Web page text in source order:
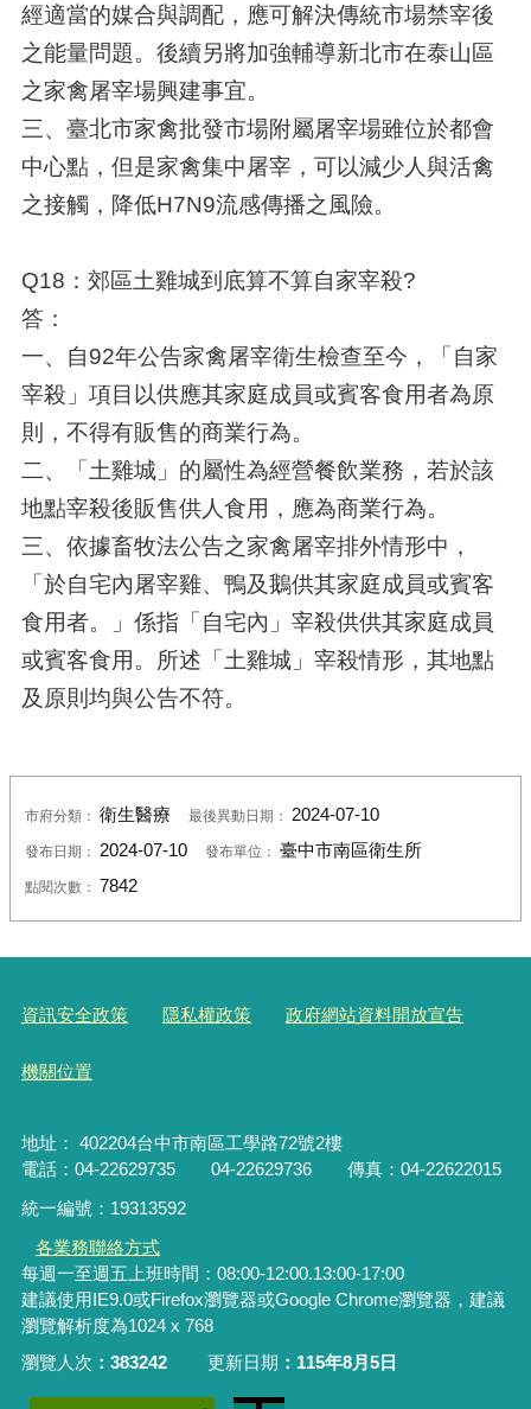
經適當的媒合與調配，應可解決傳統市場禁宰後
之能量問題。後續另將加強輔導新北市在泰山區
之家禽屠宰場興建事宜。
三、臺北市家禽批發市場附屬屠宰場雖位於都會
中心點，但是家禽集中屠宰，可以減少人與活禽
之接觸，降低H7N9流感傳播之風險。
Q18：郊區土雞城到底算不算自家宰殺?
答：
一、自92年公告家禽屠宰衛生檢查至今，「自家
宰殺」項目以供應其家庭成員或賓客食用者為原
則，不得有販售的商業行為。
二、「土雞城」的屬性為經營餐飲業務，若於該
地點宰殺後販售供人食用，應為商業行為。
三、依據畜牧法公告之家禽屠宰排外情形中，
「於自宅內屠宰雞、鴨及鵝供其家庭成員或賓客
食用者。」係指「自宅內」宰殺供供其家庭成員
或賓客食用。所述「土雞城」宰殺情形，其地點
及原則均與公告不符。
市府分類： 衛生醫療 最後異動日期： 2024-07-10
發布日期： 2024-07-10 發布單位： 臺中市南區衛生所
點閱次數： 7842
資訊安全政策 隱私權政策 政府網站資料開放宣告
機關位置
地址： 402204台中市南區工學路72號2樓
電話：04-22629735 04-22629736 傳真：04-22622015
統一編號：19313592
各業務聯絡方式
每週一至週五上班時間：08:00-12:00.13:00-17:00
建議使用IE9.0或Firefox瀏覽器或Google Chrome瀏覽器，建議
瀏覽解析度為1024 x 768
瀏覽人次
383242 更新日期 115年8月5日